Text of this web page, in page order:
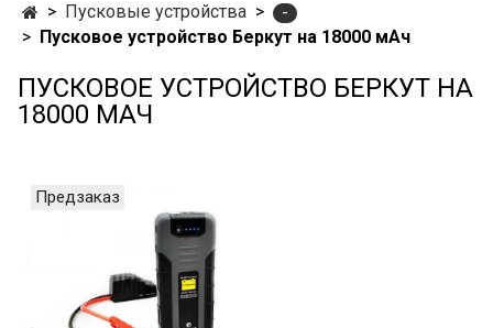
Пусковые устройства
-
Пусковое устройство Беркут на 18000 мАч
ПУСКОВОЕ УСТРОЙСТВО БЕРКУТ НА
18000 МАЧ
Предзаказ